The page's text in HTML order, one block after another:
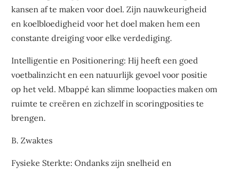
kansen af te maken voor doel. Zijn nauwkeurigheid
en koelbloedigheid voor het doel maken hem een
constante dreiging voor elke verdediging.
Intelligentie en Positionering: Hij heeft een goed
voetbalinzicht en een natuurlijk gevoel voor positie
op het veld. Mbappé kan slimme loopacties maken om
ruimte te creëren en zichzelf in scoringposities te
brengen.
B. Zwaktes
Fysieke Sterkte: Ondanks zijn snelheid en